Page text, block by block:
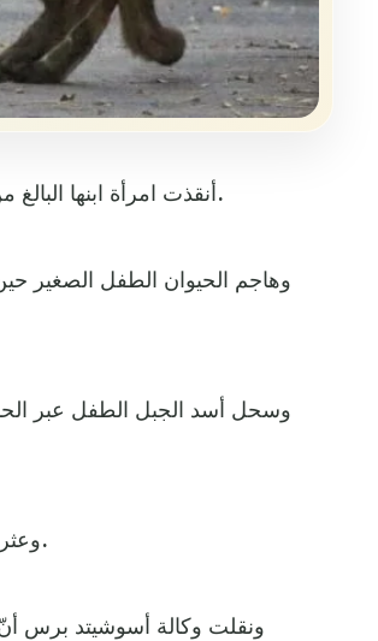
أنقذت امرأة ابنها البالغ من العمر خمس سنوات، من هجوم أسد جبلي في كاليفورنيا.
وهاجم الحيوان الطفل الصغير
وسحل أسد الجبل الطفل عبر
وعثر لاحقاً على أسد الجبل وأطلقت عليه السلطات النار وقتلته.
ونقلت وكالة أسوشيتد برس